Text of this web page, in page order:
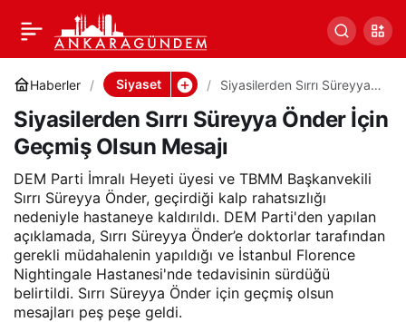
Haberler Siyaset
Siyasilerden Sırrı Süreyya
Mesajı
Siyasilerden Sırrı Süreyya Önder İçin
Geçmiş Olsun Mesajı
DEM Parti İmralı Heyeti üyesi ve TBMM Başkanvekili
Sırrı Süreyya Önder, geçirdiği kalp rahatsızlığı
nedeniyle hastaneye kaldırıldı. DEM Parti'den yapılan
açıklamada, Sırrı Süreyya Önder’e doktorlar tarafından
gerekli müdahalenin yapıldığı ve İstanbul Florence
Nightingale Hastanesi'nde tedavisinin sürdüğü
belirtildi. Sırrı Süreyya Önder için geçmiş olsun
mesajları peş peşe geldi.
Siyasilerden Sırrı Süreyya
Önder İçin Geçmiş Olsun
Mesajı
0 Paylaş